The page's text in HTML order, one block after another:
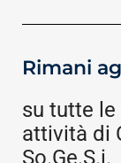
Rimani
su tutte le
attività di
So.Ge.S.i.